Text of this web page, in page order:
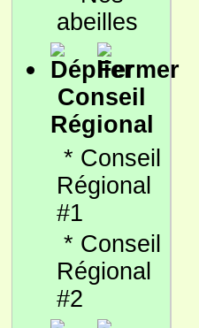
abeilles
Conseil
Régional
* Conseil
Régional
#1
* Conseil
Régional
#2